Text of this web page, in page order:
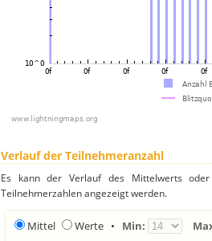
Verlauf der Teilnehmeranzahl
Es kann der Verlauf des Mittelwerts
Teilnehmerzahlen angezeigt werden.
Mittel Werte • Min: